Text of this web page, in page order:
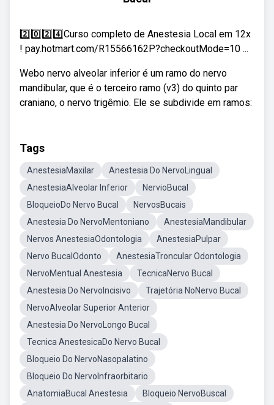
2️⃣0️⃣2️⃣4️⃣Curso completo de Anestesia Local em 12x
! pay.hotmart.com/R15566162P?checkoutMode=10 ...
Webo nervo alveolar inferior é um ramo do nervo
mandibular, que é o terceiro ramo (v3) do quinto par
craniano, o nervo trigêmio. Ele se subdivide em ramos:
Tags
AnestesiaMaxilar
Anestesia Do NervoLingual
AnestesiaAlveolar Inferior
NervioBucal
BloqueioDo Nervo Bucal
NervosBucais
Anestesia Do NervoMentoniano
AnestesiaMandibular
Nervos AnestesiaOdontologia
AnestesiaPulpar
Nervo BucalOdonto
AnestesiaTroncular Odontologia
NervoMentual Anestesia
TecnicaNervo Bucal
Anestesia Do NervoIncisivo
Trajetória NoNervo Bucal
NervoAlveolar Superior Anterior
Anestesia Do NervoLongo Bucal
Tecnica AnestesicaDo Nervo Bucal
Bloqueio Do NervoNasopalatino
Bloqueio Do NervoInfraorbitario
AnatomiaBucal Anestesia
Bloqueio NervoBuscal